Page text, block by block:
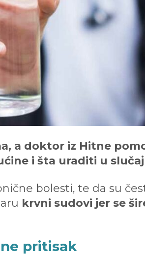
a doktor iz Hitne
i šta uraditi u
bolesti, te da su
krvni sudovi jer se
pritisak